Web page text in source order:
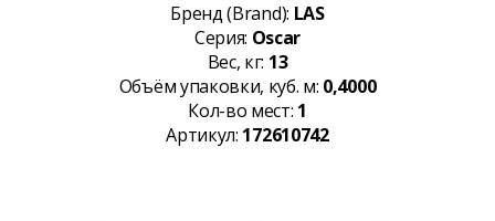
Бренд (Brand): LAS
Серия: Oscar
Вес, кг: 13
Объём упаковки, куб. м: 0,4000
Кол-во мест: 1
Артикул: 172610742